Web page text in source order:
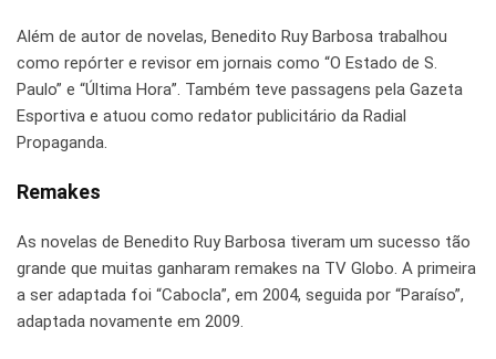
Além de autor de novelas, Benedito Ruy Barbosa trabalhou
como repórter e revisor em jornais como “O Estado de S.
Paulo” e “Última Hora”. Também teve passagens pela Gazeta
Esportiva e atuou como redator publicitário da Radial
Propaganda.
Remakes
As novelas de Benedito Ruy Barbosa tiveram um sucesso tão
grande que muitas ganharam remakes na TV Globo. A primeira
a ser adaptada foi “Cabocla”, em 2004, seguida por “Paraíso”,
adaptada novamente em 2009.